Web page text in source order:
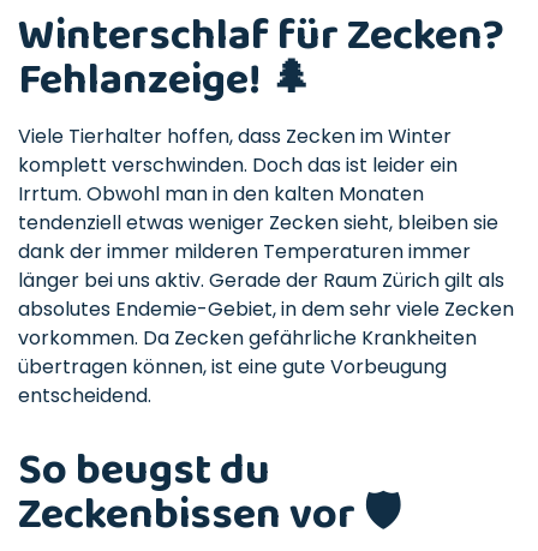
Winterschlaf für Zecken?
Fehlanzeige! 🌲
Viele Tierhalter hoffen, dass Zecken im Winter
komplett verschwinden. Doch das ist leider ein
Irrtum. Obwohl man in den kalten Monaten
tendenziell etwas weniger Zecken sieht, bleiben sie
dank der immer milderen Temperaturen immer
länger bei uns aktiv. Gerade der Raum Zürich gilt als
absolutes Endemie-Gebiet, in dem sehr viele Zecken
vorkommen. Da Zecken gefährliche Krankheiten
übertragen können, ist eine gute Vorbeugung
entscheidend.
So beugst du
Zeckenbissen vor 🛡️